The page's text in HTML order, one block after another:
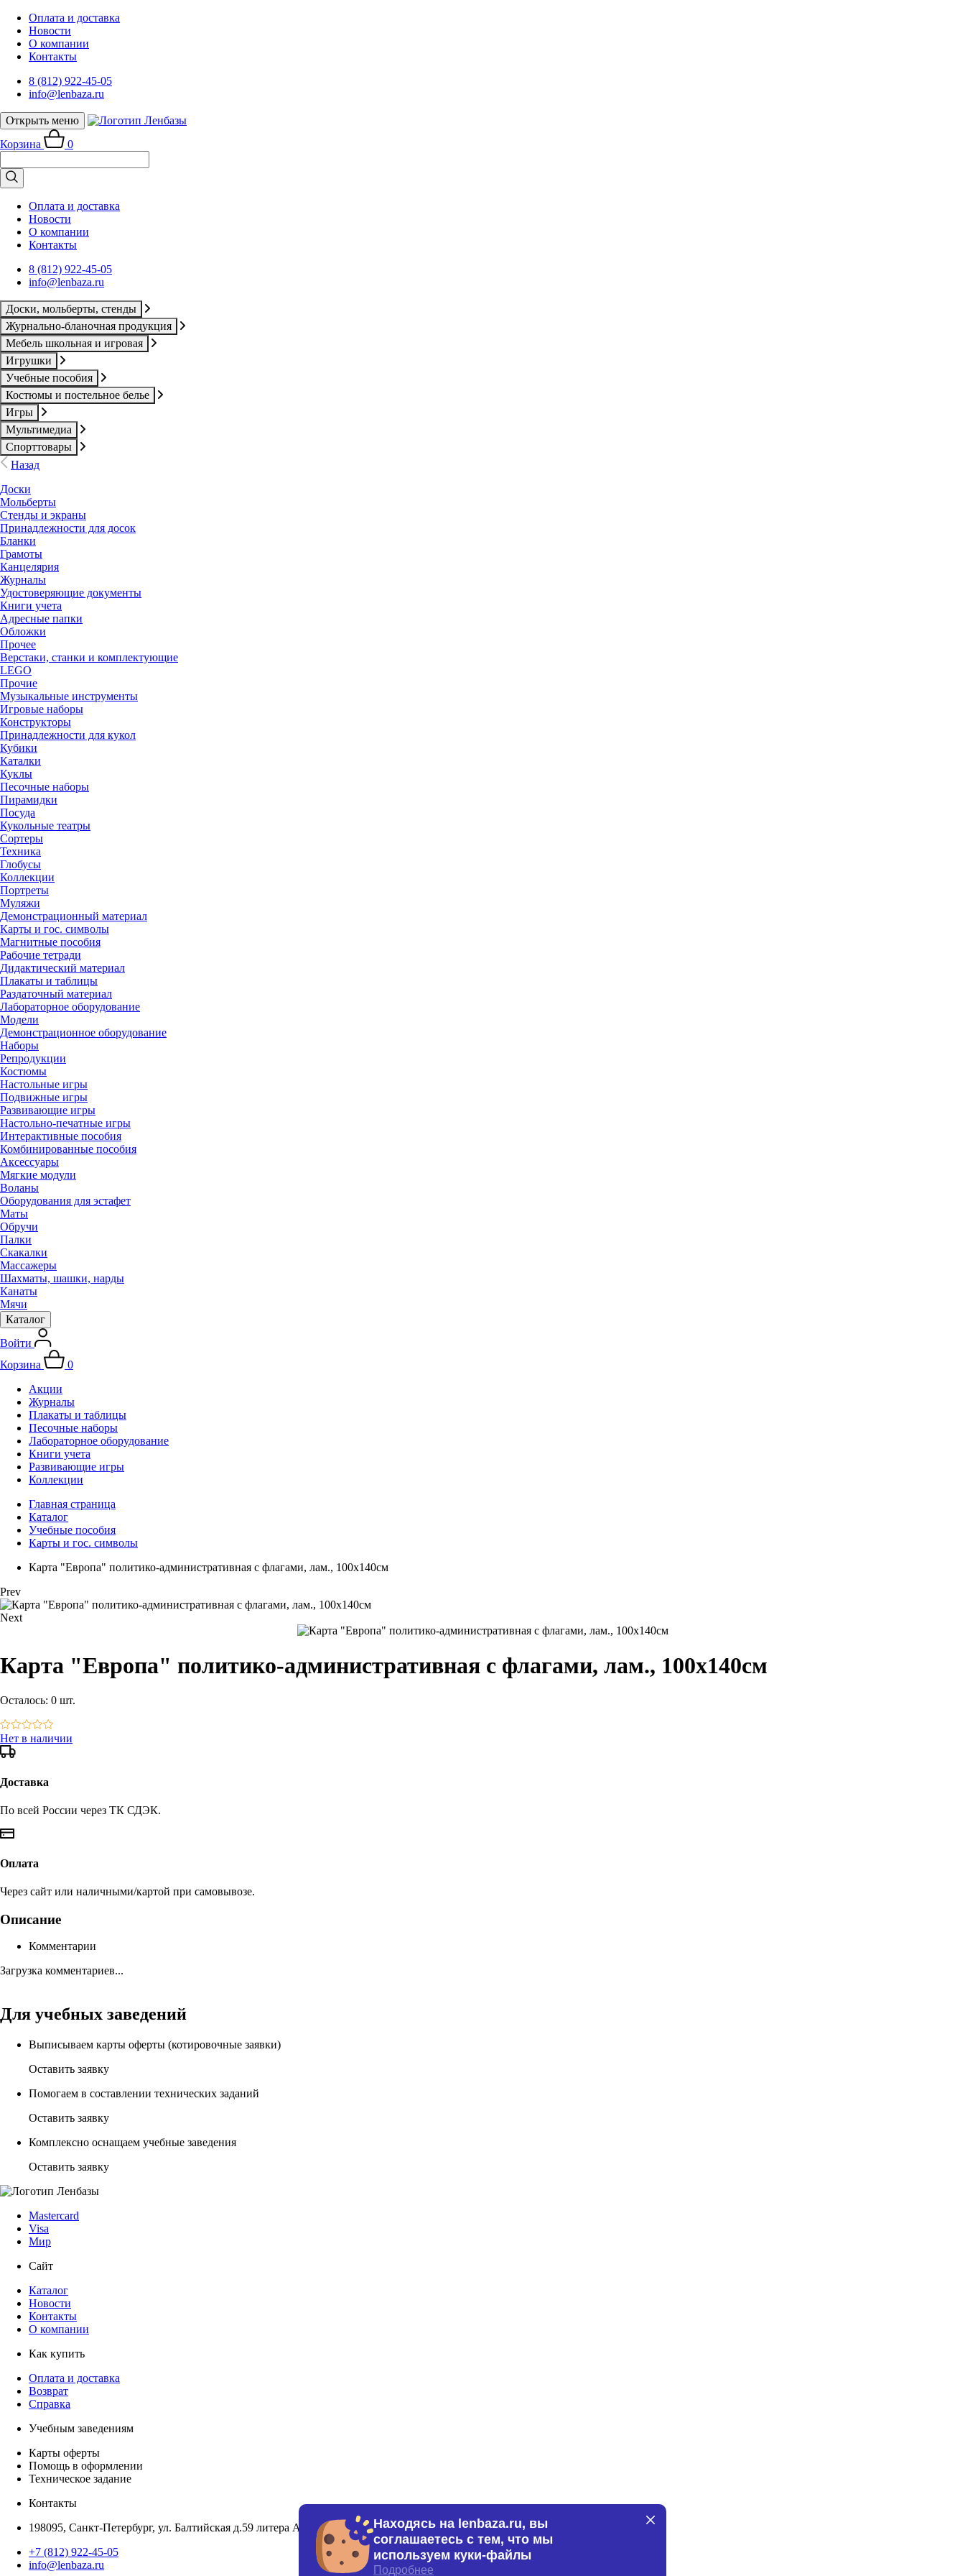
Оплата и доставка
Новости
О компании
Контакты
8 (812) 922-45-05
info@lenbaza.ru
Открыть меню
Корзина
0
Оплата и доставка
Новости
О компании
Контакты
8 (812) 922-45-05
info@lenbaza.ru
Доски, мольберты, стенды
Журнально-бланочная продукция
Мебель школьная и игровая
Игрушки
Учебные пособия
Костюмы и постельное белье
Игры
Мультимедиа
Спорттовары
Назад
Доски
Мольберты
Стенды и экраны
Принадлежности для досок
Бланки
Грамоты
Канцелярия
Журналы
Удостоверяющие документы
Книги учета
Адресные папки
Обложки
Прочее
Верстаки, станки и комплектующие
LEGO
Прочие
Музыкальные инструменты
Игровые наборы
Конструкторы
Принадлежности для кукол
Кубики
Каталки
Куклы
Песочные наборы
Пирамидки
Посуда
Кукольные театры
Сортеры
Техника
Глобусы
Коллекции
Портреты
Муляжи
Демонстрационный материал
Карты и гос. символы
Магнитные пособия
Рабочие тетради
Дидактический материал
Плакаты и таблицы
Раздаточный материал
Лабораторное оборудование
Модели
Демонстрационное оборудование
Наборы
Репродукции
Костюмы
Настольные игры
Подвижные игры
Развивающие игры
Настольно-печатные игры
Интерактивные пособия
Комбинированные пособия
Аксессуары
Мягкие модули
Воланы
Оборудования для эстафет
Маты
Обручи
Палки
Скакалки
Массажеры
Шахматы, шашки, нарды
Канаты
Мячи
Каталог
Войти
Корзина
0
Акции
Журналы
Плакаты и таблицы
Песочные наборы
Лабораторное оборудование
Книги учета
Развивающие игры
Коллекции
Главная страница
Каталог
Учебные пособия
Карты и гос. символы
Карта "Европа" политико-административная с флагами, лам., 100х140см
Prev
Next
Карта "Европа" политико-административная с флагами, лам., 100х140см
Осталось: 0 шт.
Нет в наличии
Доставка
По всей России через ТК СДЭК.
Оплата
Через сайт или наличными/картой при самовывозе.
Описание
Комментарии
Загрузка комментариев...
Для учебных заведений
Выписываем карты оферты (котировочные заявки)
Оставить заявку
Помогаем в составлении технических заданий
Оставить заявку
Комплексно оснащаем учебные заведения
Оставить заявку
Mastercard
Visa
Мир
Сайт
Каталог
Новости
Контакты
О компании
Как купить
Оплата и доставка
Возврат
Справка
Учебным заведениям
Карты оферты
Помощь в оформлении
Техническое задание
Контакты
198095, Санкт-Петербург, ул. Балтийская д.59 литера А, пом. 1-Н (77)
+7 (812) 922-45-05
info@lenbaza.ru
Находясь на lenbaza.ru, вы
соглашаетесь с тем, что мы
используем куки-файлы
Подробнее